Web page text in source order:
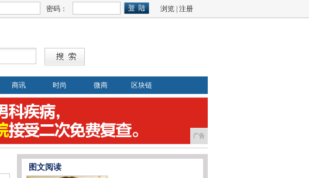
密码： 浏览 注册
商讯 时尚 微商 区块链
广告
图文阅读